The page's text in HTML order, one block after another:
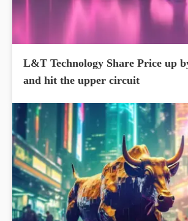
L&T Technology Share Price up
and hit the upper circuit